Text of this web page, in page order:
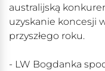
australijską
uzyskanie koncesji
przyszłego roku.
- LW Bogdanka